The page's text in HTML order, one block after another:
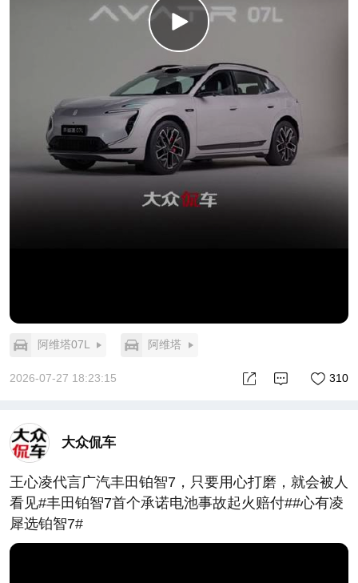
阿维塔07L 阿维塔
2026-07-27 18:23:15 310
大众侃车
王心凌代言广汽丰田铂智7，只要用心打磨，就会被人
看见#丰田铂智7首个承诺电池事故起火赔付##心有凌
犀选铂智7#